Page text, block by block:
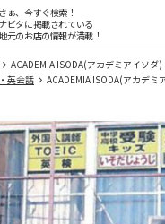
さぁ、今すぐ検索！
ナビタに掲載されている
元のお店の情報が満載！
ACADEMIA ISODA(アカデミアイソダ)
英会話 ACADEMIA ISODA(アカデミ